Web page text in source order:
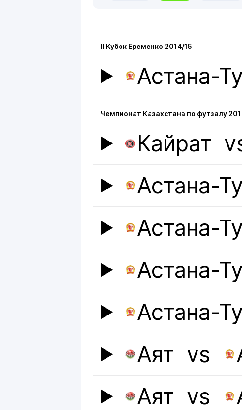
II Кубок Еременко 2014/15
Астана-
Чемпионат Казахстана по футзалу
Кайрат
Астана-
Астана-
Астана-
Астана-
Аят vs
Аят vs